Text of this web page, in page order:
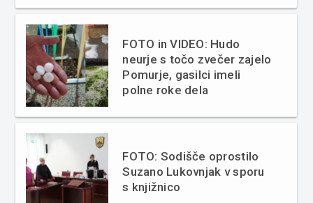
FOTO in VIDEO: Hudo
neurje s točo zvečer zajelo
Pomurje, gasilci imeli
polne roke dela
FOTO: Sodišče oprostilo
Suzano Lukovnjak v sporu
s knjižnico